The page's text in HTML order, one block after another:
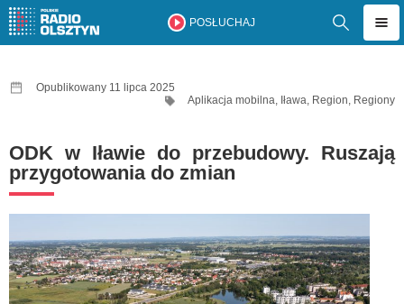
POSŁUCHAJ
Opublikowany 11 lipca 2025
Aplikacja mobilna, Iława, Region, Regiony
ODK w Iławie do przebudowy. Ruszają
przygotowania do zmian